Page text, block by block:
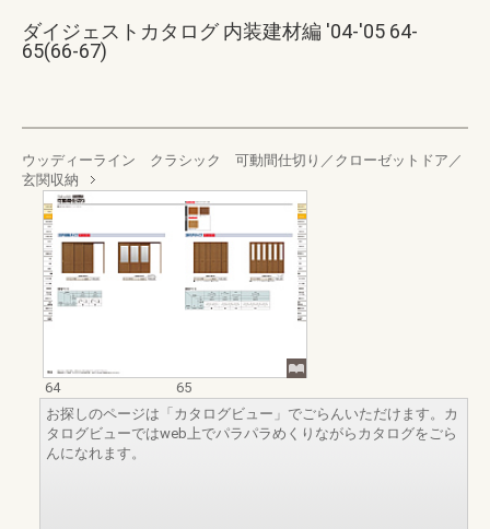
ダイジェストカタログ 内装建材編 '04-'05 64-
65(66-67)
ウッディーライン クラシック 可動間仕切り／クローゼットドア／
玄関収納
64
65
お探しのページは「カタログビュー」でごらんいただけます。カ
タログビューではweb上でパラパラめくりながらカタログをごら
んになれます。